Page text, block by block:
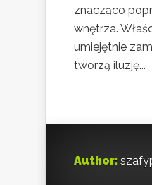
znacząco
wnętrza.
umiejętnie
tworzą iluzję...
Author: